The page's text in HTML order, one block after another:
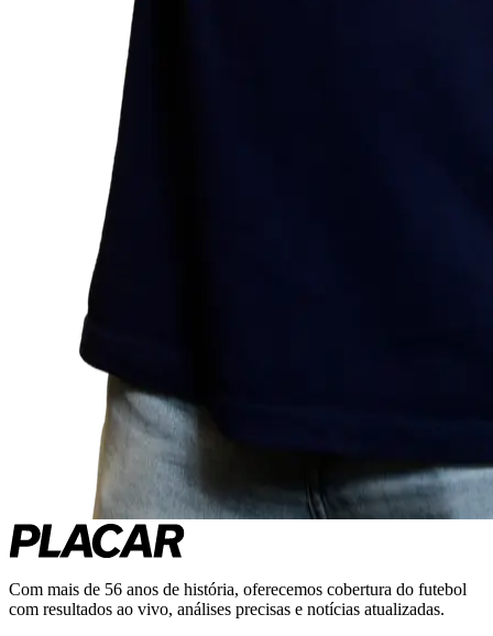
Com mais de 56 anos de história, oferecemos cobertura do futebol
com resultados ao vivo, análises precisas e notícias atualizadas.